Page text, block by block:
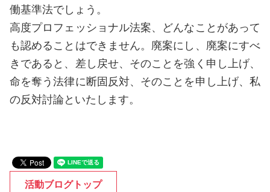
働基準法でしょう。
高度プロフェッショナル法案、どんなことがあって
も認めることはできません。廃案にし、廃案にすべ
きであると、差し戻せ、そのことを強く申し上げ、
命を奪う法律に断固反対、そのことを申し上げ、私
の反対討論といたします。
活動ブログトップ